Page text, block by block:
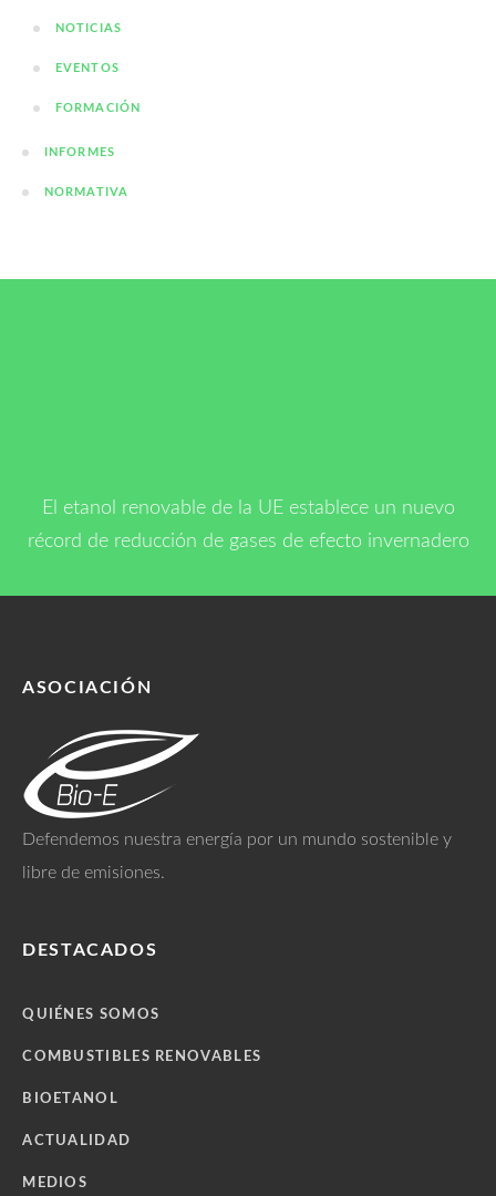
NOTICIAS
EVENTOS
FORMACIÓN
INFORMES
NORMATIVA
El etanol renovable de la UE establece un nuevo
récord de reducción de gases de efecto invernadero
ASOCIACIÓN
Defendemos nuestra energía por un mundo sostenible y
libre de emisiones.
DESTACADOS
QUIÉNES SOMOS
COMBUSTIBLES RENOVABLES
BIOETANOL
ACTUALIDAD
MEDIOS